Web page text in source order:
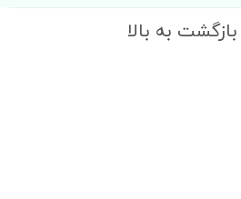
بازگشت به بالا